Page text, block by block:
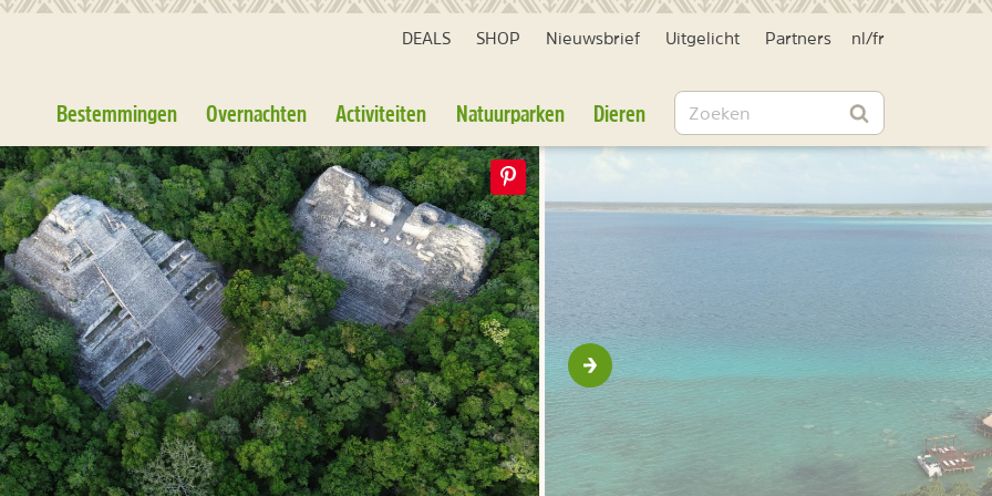
DEALS SHOP Nieuwsbrief Uitgelicht Partners nl /fr
Bestemmingen Overnachten Activiteiten Natuurparken Dieren Zoeken
Zoeken
Volgende